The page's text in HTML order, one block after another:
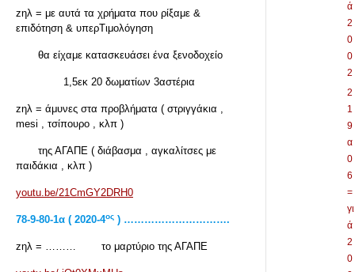
zηλ = με αυτά τα χρήματα που ρίξαμε &
επιδότηση & υπερΤιμολόγηση
θα είχαμε κατασκευάσει ένα ξενοδοχείο
1,5εκ 20 δωματίων 3αστέρια
zηλ = άμυνες στα προβλήματα ( στριγγάκια ,
mesi , τσίπουρο , κλπ )
της ΑΓΑΠΕ ( διάβασμα , αγκαλίτσες με
παιδάκια , κλπ )
youtu.be/21CmGY2DRH0
78-9-80-1α ( 2020-4ος ) ………………………….
zηλ = ……… το μαρτύριο της ΑΓΑΠΕ
ά
2
0
0
2
2
1
9
α
0
6
=
γι
ά
2
0